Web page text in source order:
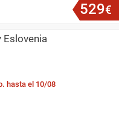
529€
Eslovenia
hasta el 10/08